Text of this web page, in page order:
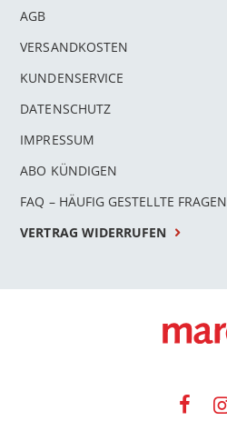
AGB
VERSANDKOSTEN
KUNDENSERVICE
DATENSCHUTZ
IMPRESSUM
ABO KÜNDIGEN
FAQ – HÄUFIG GESTELLTE FRAGEN
VERTRAG WIDERRUFEN